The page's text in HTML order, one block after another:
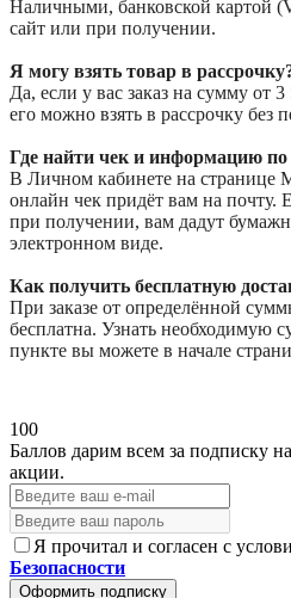
Наличными, банковской картой
сайт или при получении.
Я могу взять товар в
Да, если у вас заказ на сумму от
его можно взять в рассрочку без
Где найти чек и информацию по
В Личном кабинете на странице
онлайн чек придёт вам на почту.
при получении, вам дадут
электронном виде.
Как получить бесплатную
При заказе от определённой
бесплатна. Узнать необходимую
пункте вы можете в начале
100
Баллов дарим всем за подписку
акции.
Я прочитал и согласен с
Безопасности
Оформить подписку